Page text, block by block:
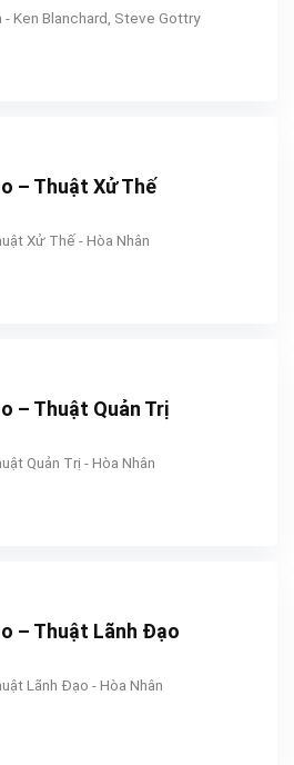
- Ken Blanchard, Steve Gottry
– Thuật Xử Thế
Xử Thế - Hòa Nhân
– Thuật Quản Trị
Quản Trị - Hòa Nhân
– Thuật Lãnh Đạo
Lãnh Đạo - Hòa Nhân